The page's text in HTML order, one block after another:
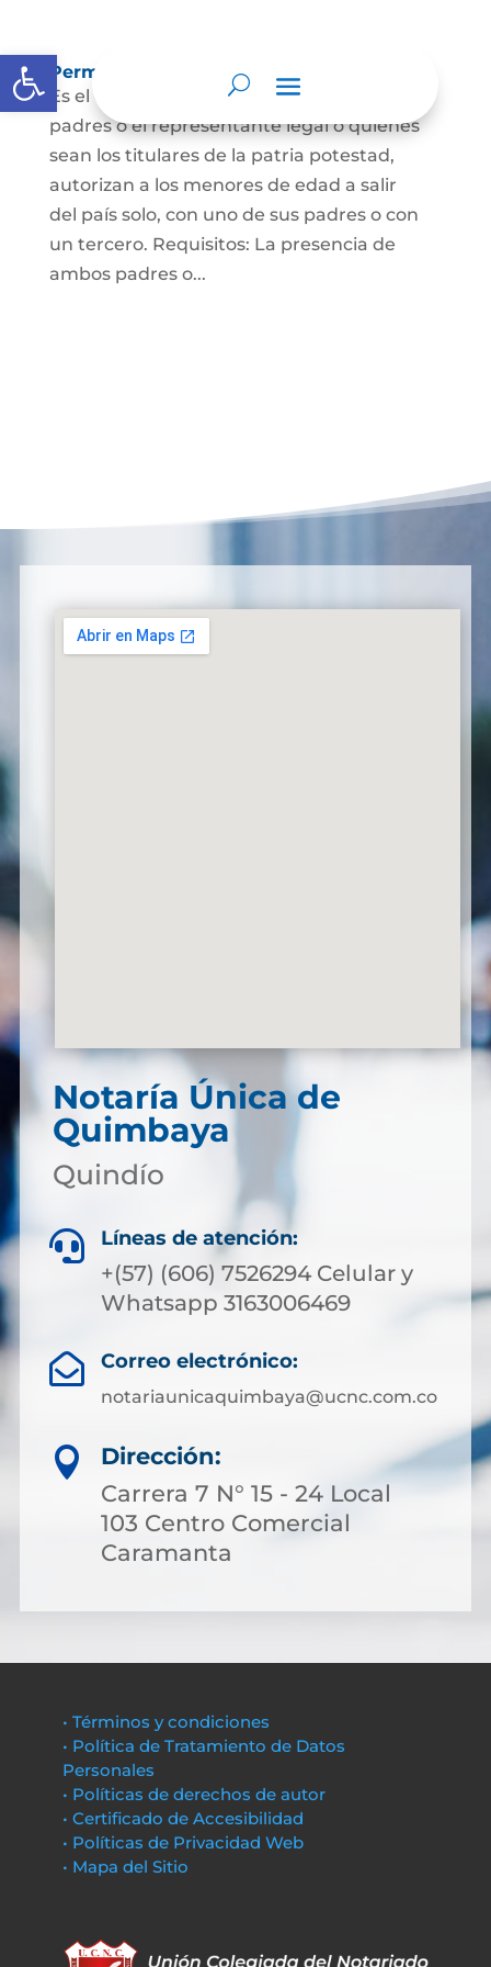
Abrir barra de herramientas
Permisos de salida de país temporal
Es el documento mediante el cual los
padres o el representante legal o quienes
sean los titulares de la patria potestad,
autorizan a los menores de edad a salir
del país solo, con uno de sus padres o con
un tercero. Requisitos: La presencia de
ambos padres o...
Notaría Única de
Quimbaya
Quindío
 Líneas de atención:
+(57) (606) 7526294 Celular y
Whatsapp 3163006469
 Correo electrónico:
notariaunicaquimbaya@ucnc.com.co

Dirección:
Carrera 7 N° 15 - 24 Local
103 Centro Comercial
Caramanta
• Términos y condiciones
• Política de Tratamiento de Datos
Personales
• Políticas de derechos de autor
• Certificado de Accesibilidad
• Políticas de Privacidad Web
• Mapa del Sitio